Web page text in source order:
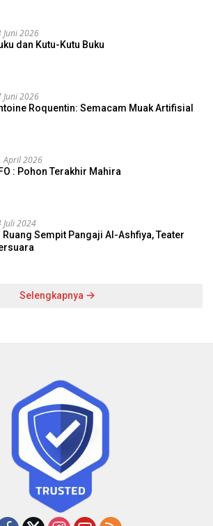
Juni 2026
dan Kutu-Kutu Buku
Juni 2026
Roquentin: Semacam Muak Artifisial
April 2026
: Pohon Terakhir Mahira
Juli 2024
Ruang Sempit Pangaji Al-Ashfiya, Teater
Selengkapnya